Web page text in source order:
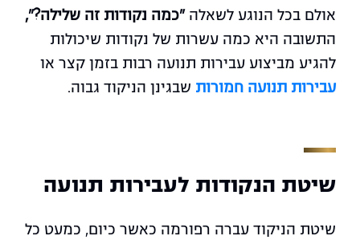
אולם בכל הנוגע לשאלה"כמה נקודות זה שלילה?",
התשובה היא כמה עשרות של נקודות שיכולות
להגיע מביצוע עבירות תנועה רבות בזמן קצר או
עבירות תנועה חמורות שבגינן הניקוד גבוה.
שיטת הנקודות לעבירות תנועה
שיטת הניקוד עברה רפורמה כאשר כיום, כמעט כל